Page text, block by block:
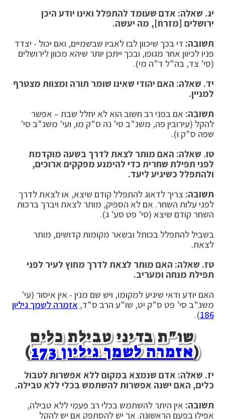
יג. שאלה: אדם שעומד להתפלל ואינו יודע היכן
ירושלים [מזרח], מה יעשה.
תשובה: די בכך שיכוון לבו לאביו שבשמיים, ואם יכול - יצדד
פניו לכיוון אחר מגופו, ובכך ייתכן יותר שיהא מכוון לירושלים
(סי' צד, בה"ל ד"ה מי).
יד. שאלה: האם יהודי שאינו שומר תורה ומצוות מצטרף
למניין.
תשובה: אם בפני רב חשוב הוא לא יחלל שבת – אפשר
להקל (עירובין פה, משנ"ב סי' נה ס"ק מו, ועי' משנ"ב סי'
שפה ס"ק ו).
טו. שאלה: האם מותר לצאת לדרך בשעה מוקדמת
לפני תפילת שחרית כדי להימנע מפקקים ארוכים,
ולהתפלל כשיגיע ליעד.
תשובה: צריך לדאוג להתפלל קודם שיצא, או לצאת לדרך
לפני עלות השחר. אם לא הספיק, מותר לצאת ויברך ברכות
השחר קודם שיצא (סי' פט סע' ג).
בשביל להתפלל בכותל ובשאר מקומות קדושים, מותר
לצאת.
טז. שאלה: האם מותר לצאת לדרך מחוץ לעיר לפני
תפילת מנחה ומעריב.
האם יודע ודאי שיגיע למקומו, ויש שם מנין - אין איסור (עי'
משנ"ב סי' פט ס"ק יט, שו"ע הרב ס"ד, אזמרה לשמך גיליון
186
).
שו"ת בדיני טבילת כלים
(אזמרה לשמך גיליון 173 )
יז. שאלה: אדם שנמצא במקום ללא אפשרות לטבול
כלים, האם ישנה אפשרות להשתמש בכלי ללא טבילה.
תשובה: אין היתר להשתמש בכלי רב פעמי ללא טבילה,
אפילו בפעם הראשונה. אך יש להסתפק אם יש להקל